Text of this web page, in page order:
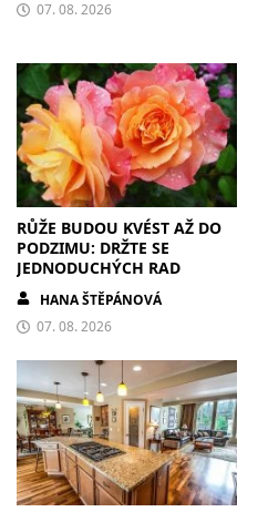
07. 08. 2026
RŮŽE BUDOU KVÉST AŽ DO
PODZIMU: DRŽTE SE
JEDNODUCHÝCH RAD
HANA ŠTĚPÁNOVÁ
07. 08. 2026